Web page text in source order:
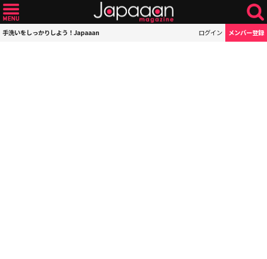
手洗いをしっかりしよう！Japaaan ログイン メンバー登録